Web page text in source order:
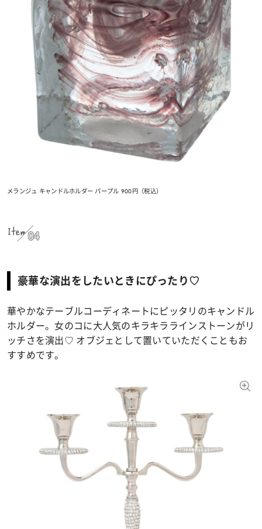
メランジュ キャンドルホルダー パープル 900円（税込）
Item 04
豪華な演出をしたいときにぴったり♡
華やかなテーブルコーディネートにピッタリのキャンドル
ホルダー。女のコに大人気のキラキララインストーンがリ
ッチさを演出♡ オブジェとして置いていただくこともお
すすめです。